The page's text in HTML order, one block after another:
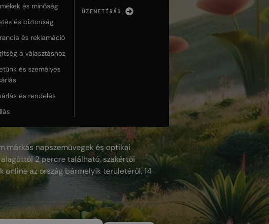
és minőség
és biztonság
és reklamáció
a választáshoz
és személyes
és rendelés
ÜZENETÍRÁS
márkás napszemüvegek és optikai
2 percre található, szakértői
az ország bármelyik területéről, 14